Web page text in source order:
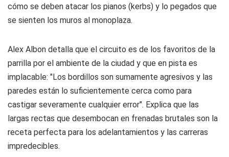
cómo se deben atacar los pianos (kerbs) y lo pegados que
se sienten los muros al monoplaza.
Alex Albon detalla que el circuito es de los favoritos de la
parrilla por el ambiente de la ciudad y que en pista es
implacable: "Los bordillos son sumamente agresivos y las
paredes están lo suficientemente cerca como para
castigar severamente cualquier error". Explica que las
largas rectas que desembocan en frenadas brutales son la
receta perfecta para los adelantamientos y las carreras
impredecibles.